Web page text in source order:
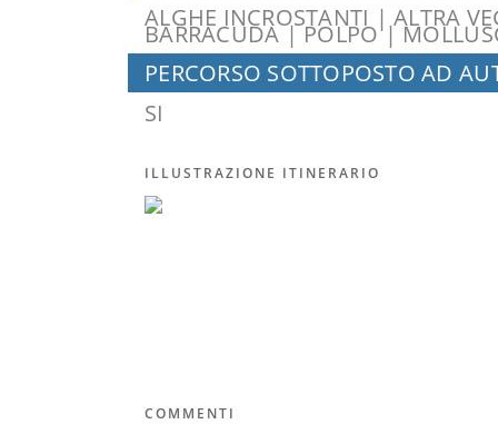
ALGHE INCROSTANTI | ALTRA
BARRACUDA | POLPO |
PERCORSO SOTTOPOSTO AD
SI
ILLUSTRAZIONE ITINERARIO
COMMENTI